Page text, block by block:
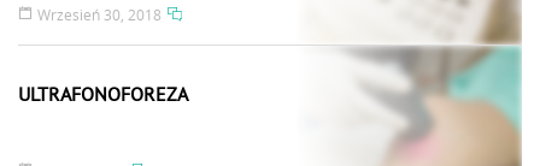
Wrzesień 30, 2018
ULTRAFONOFOREZA